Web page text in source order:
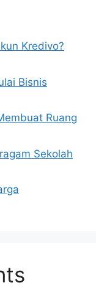
Kredivo?
Bisnis
Ruang
Sekolah